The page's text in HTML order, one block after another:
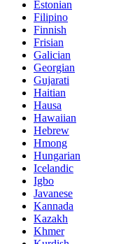
Estonian
Filipino
Finnish
Frisian
Galician
Georgian
Gujarati
Haitian
Hausa
Hawaiian
Hebrew
Hmong
Hungarian
Icelandic
Igbo
Javanese
Kannada
Kazakh
Khmer